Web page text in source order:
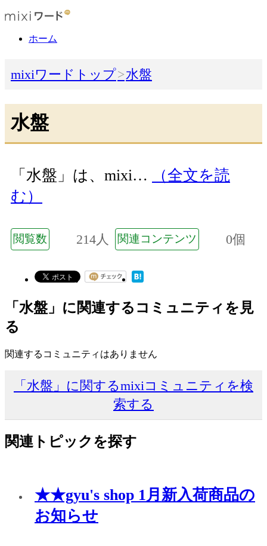
ホーム
mixiワードトップ 水盤
水盤
「水盤」は、mixi…
（全文を読
む）
閲覧数 214人 関連コンテンツ 0個
「水盤」に関連するコミュニティを見
る
関連するコミュニティはありません
「水盤」に関するmixiコミュニティを検
索する
関連トピックを探す
★★gyu's shop 1月新入荷商品の
お知らせ